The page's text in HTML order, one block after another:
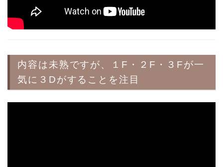
内容は未熟ですが、１F・２F・３Fが一
気に３Dがすることを注目